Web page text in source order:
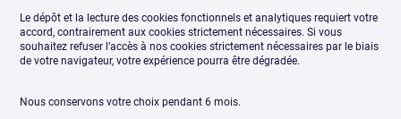
messieurs également. Car ce serait dommage de manquer
cette énergie. Audrey vous donne la pêche dansAmbition
. Elle parle bien-être, prise de conscience
Le dépôt et la lecture des cookies fonctionnels et analytiques requiert votre
accord, contrairement aux cookies strictement nécessaires. Si vous
souhaitez refuser l’accès à nos cookies strictement nécessaires par le biais
de votre navigateur, votre expérience pourra être dégradée.
Nous conservons votre choix pendant 6 mois.